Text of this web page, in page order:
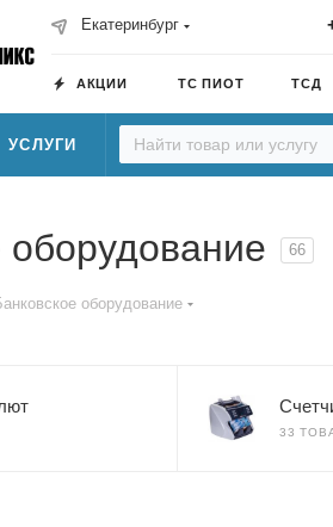
Екатеринбург
АКЦИИ ТС ПИОТ ТСД
УСЛУГИ
оборудование 66
оборудование
33